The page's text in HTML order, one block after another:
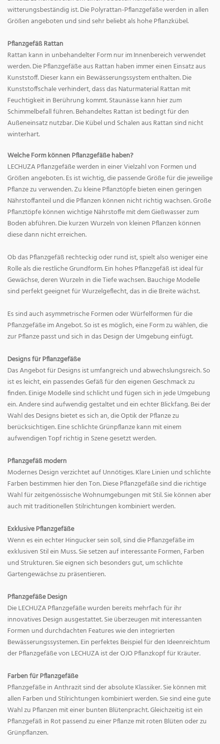
witterungsbeständig ist. Die Polyrattan-Pflanzgefäße werden in allen
Größen angeboten und sind sehr beliebt als hohe Pflanzkübel.
Pflanzgefäß Rattan
Rattan kann in unbehandelter Form nur im Innenbereich verwendet
werden. Die Pflanzgefäße aus Rattan haben immer einen Einsatz aus
Kunststoff. Dieser kann ein Bewässerungssystem enthalten. Die
Kunststoffschale verhindert, dass das Naturmaterial Rattan mit
Feuchtigkeit in Berührung kommt. Staunässe kann hier zum
Schimmelbefall führen. Behandeltes Rattan ist bedingt für den
Außeneinsatz nutzbar. Die Kübel und Schalen aus Rattan sind nicht
winterhart.
Welche Form können Pflanzgefäße haben?
LECHUZA Pflanzgefäße werden in einer Vielzahl von Formen und
Größen angeboten. Es ist wichtig, die passende Größe für die jeweilige
Pflanze zu verwenden. Zu kleine Pflanztöpfe bieten einen geringen
Nährstoffanteil und die Pflanzen können nicht richtig wachsen. Große
Pflanztöpfe können wichtige Nährstoffe mit dem Gießwasser zum
Boden abführen. Die kurzen Wurzeln von kleinen Pflanzen können
diese dann nicht erreichen.
Ob das Pflanzgefäß rechteckig oder rund ist, spielt also weniger eine
Rolle als die restliche Grundform. Ein hohes Pflanzgefäß ist ideal für
Gewächse, deren Wurzeln in die Tiefe wachsen. Bauchige Modelle
sind perfekt geeignet für Wurzelgeflecht, das in die Breite wächst.
Es sind auch asymmetrische Formen oder Würfelformen für die
Pflanzgefäße im Angebot. So ist es möglich, eine Form zu wählen, die
zur Pflanze passt und sich in das Design der Umgebung einfügt.
Designs für Pflanzgefäße
Das Angebot für Designs ist umfangreich und abwechslungsreich. So
ist es leicht, ein passendes Gefäß für den eigenen Geschmack zu
finden. Einige Modelle sind schlicht und fügen sich in jede Umgebung
ein. Andere sind aufwendig gestaltet und ein echter Blickfang. Bei der
Wahl des Designs bietet es sich an, die Optik der Pflanze zu
berücksichtigen. Eine schlichte Grünpflanze kann mit einem
aufwendigen Topf richtig in Szene gesetzt werden.
Pflanzgefäß modern
Modernes Design verzichtet auf Unnötiges. Klare Linien und schlichte
Farben bestimmen hier den Ton. Diese Pflanzgefäße sind die richtige
Wahl für zeitgenössische Wohnumgebungen mit Stil. Sie können aber
auch mit traditionellen Stilrichtungen kombiniert werden.
Exklusive Pflanzgefäße
Wenn es ein echter Hingucker sein soll, sind die Pflanzgefäße im
exklusiven Stil ein Muss. Sie setzen auf interessante Formen, Farben
und Strukturen. Sie eignen sich besonders gut, um schlichte
Gartengewächse zu präsentieren.
Pflanzgefäße Design
Die LECHUZA Pflanzgefäße wurden bereits mehrfach für ihr
innovatives Design ausgestattet. Sie überzeugen mit interessanten
Formen und durchdachten Features wie den integrierten
Bewässerungssystemen. Ein perfektes Beispiel für den Ideenreichtum
der Pflanzgefäße von LECHUZA ist der OJO Pflanzkopf für Kräuter.
Farben für Pflanzgefäße
Pflanzgefäße in Anthrazit sind der absolute Klassiker. Sie können mit
allen Farben und Stilrichtungen kombiniert werden. Sie sind eine gute
Wahl zu Pflanzen mit einer bunten Blütenpracht. Gleichzeitig ist ein
Pflanzgefäß in Rot passend zu einer Pflanze mit roten Blüten oder zu
Grünpflanzen.